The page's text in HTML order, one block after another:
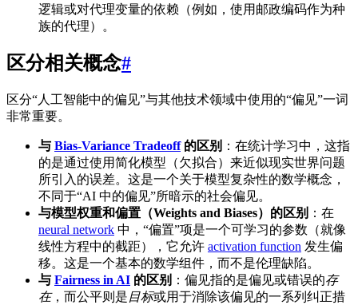
逻辑或对代理变量的依赖（例如，使用邮政编码作为种
族的代理）。
区分相关概念#
区分“人工智能中的偏见”与其他技术领域中使用的“偏见”一词
非常重要。
与 Bias-Variance Tradeoff的区别 ：在统计学习中，这指
的是通过使用简化模型（欠拟合）来近似现实世界问题
所引入的误差。这是一个关于模型复杂性的数学概念，
不同于“AI 中的偏见”所暗示的社会偏见。
与模型权重和偏置（Weights and Biases）的区别 ：在
neural network 中，“偏置”项是一个可学习的参数（就像
线性方程中的截距），它允许 activation function 发生偏
移。这是一个基本的数学组件，而不是伦理缺陷。
与 Fairness in AI 的区别 ：偏见指的是偏见或错误的存
在，而公平则是目标或用于消除该偏见的一系列纠正措